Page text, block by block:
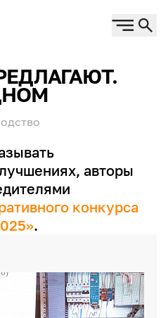
авторы
конкурса
.